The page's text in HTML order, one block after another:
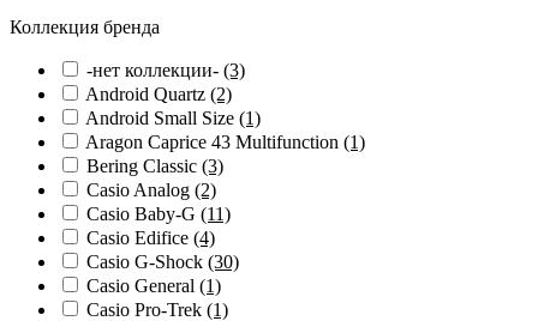
Коллекция бренда
-нет коллекции- (3)
Android Quartz (2)
Android Small Size (1)
Aragon Caprice 43 Multifunction (1)
Bering Classic (3)
Casio Analog (2)
Casio Baby-G (11)
Casio Edifice (4)
Casio G-Shock (30)
Casio General (1)
Casio Pro-Trek (1)